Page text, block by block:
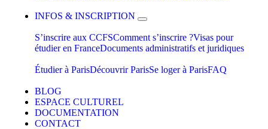
INFOS & INSCRIPTION
S’inscrire aux CCFSComment s’inscrire ?Visas pour
étudier en FranceDocuments administratifs et juridiques
Étudier à ParisDécouvrir ParisSe loger à ParisFAQ
BLOG
ESPACE CULTUREL
DOCUMENTATION
CONTACT